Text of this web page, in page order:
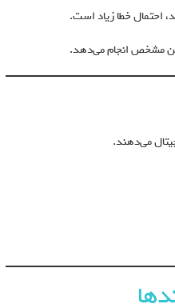
احتمال خطا زیاد است.
می‌دهند.